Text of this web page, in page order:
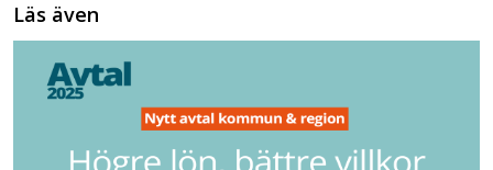
Läs även